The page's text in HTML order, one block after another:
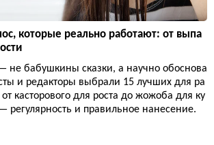
которые реально работают: от выпа
не бабушкины сказки, а научно обоснова
и редакторы выбрали 15 лучших для ра
касторового для роста до жожоба для ку
регулярность и правильное нанесение.